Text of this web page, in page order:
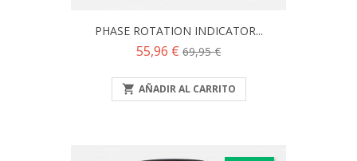
PHASE ROTATION INDICATOR...
Precio
55,96 € Precio
69,95 €
 AÑADIR AL CARRITO